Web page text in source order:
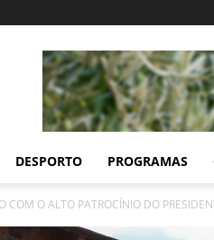
DESPORTO PROGRAMAS
COM O ALTO PATROCÍNIO DO